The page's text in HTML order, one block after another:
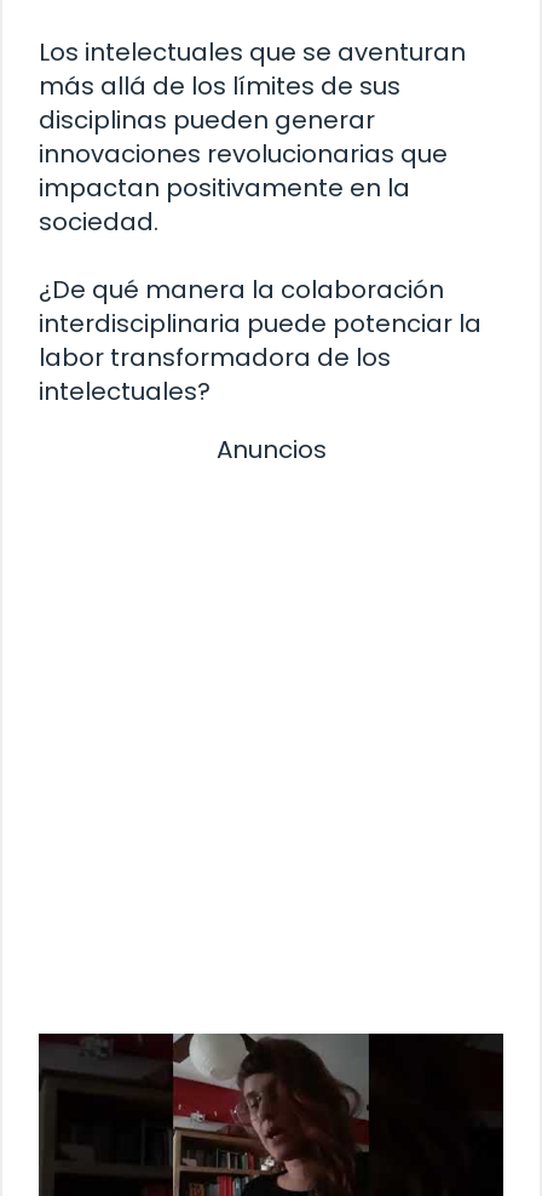
Los intelectuales que se aventuran
más allá de los límites de sus
disciplinas pueden generar
innovaciones revolucionarias que
impactan positivamente en la
sociedad.
¿De qué manera la colaboración
interdisciplinaria puede potenciar la
labor transformadora de los
intelectuales?
Anuncios